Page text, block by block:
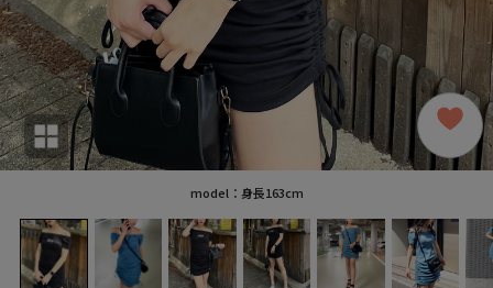
model：身長163cm